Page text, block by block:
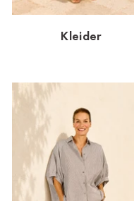
Dornbirn
Dortmund-Hombruch
Essen
HH-AEZ
HH-EEZ
HH-Eppendorf
Kleider